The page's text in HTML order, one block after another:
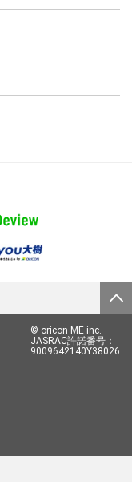
© oricon ME inc.
JASRAC許諾番号：
9009642140Y38026